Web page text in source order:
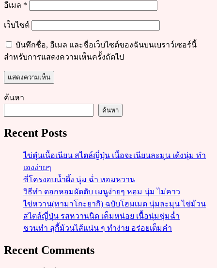
อีเมล *
เว็บไซต์
บันทึกชื่อ, อีเมล และชื่อเว็บไซต์ของฉันบนเบราว์เซอร์นี้
สำหรับการแสดงความเห็นครั้งถัดไป
ค้นหา
ค้นหา
Recent Posts
ไข่ตุ๋นเนื้อเนียน สไตล์ญี่ปุ่น เนื้อจะเนียนละมุน เด้งนุ่ม ทำ
เองง่ายๆ
ซี่โครงอบน้ำผึ้ง นุ่ม ฉ่ำ หอมหวาน
วิธีทำ ดอกหอมผัดตับ เมนูง่ายๆ หอม นุ่ม ไม่คาว
ไข่หวาน(ทามาโกะยากิ) ฉบับโฮมเมด นุ่มละมุน ไข่ม้วน
สไตล์ญี่ปุ่น รสหวานนิด เค็มหน่อย เนื้อนุ่มชุ่มฉ่ำ
ชวนทำ สุกี้ม้วนไส้แน่น ๆ ทำง่าย อร่อยเต็มคำ
Recent Comments